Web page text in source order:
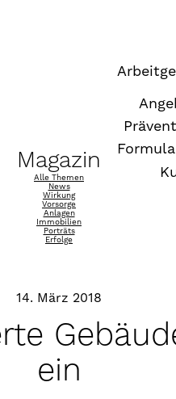
Magazin
Alle Themen
News
Wirkung
Vorsorge
Anlagen
Immobilien
Porträts
Erfolge
14. März 2018
ein